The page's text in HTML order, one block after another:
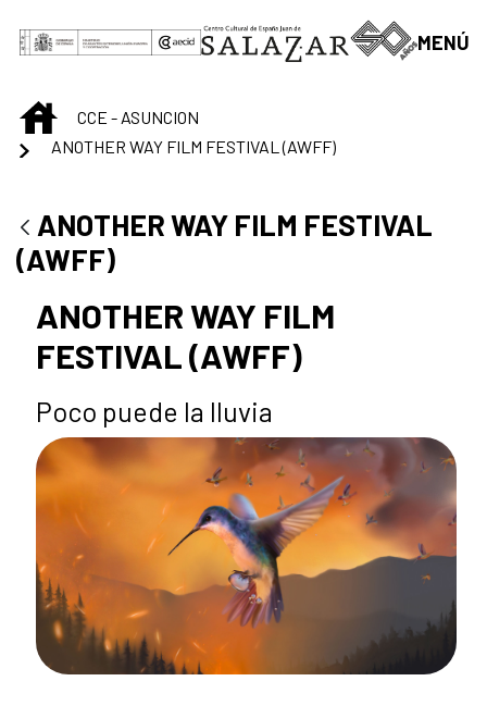
Saltar al contenido principal
MENÚ
INICIOCCE - ASUNCION
ANOTHER WAY FILM FESTIVAL (AWFF)
ANOTHER WAY FILM FESTIVAL
(AWFF)
ANOTHER WAY FILM
FESTIVAL (AWFF)
Poco puede la lluvia